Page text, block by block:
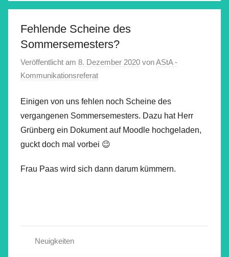
Fehlende Scheine des
Sommersemesters?
Veröffentlicht am 8. Dezember 2020 vonAStA -
Kommunikationsreferat
Einigen von uns fehlen noch Scheine des
vergangenen Sommersemesters. Dazu hat Herr
Grünberg ein Dokument auf Moodle hochgeladen,
guckt doch mal vorbei 😉
Frau Paas wird sich dann darum kümmern.
Neuigkeiten